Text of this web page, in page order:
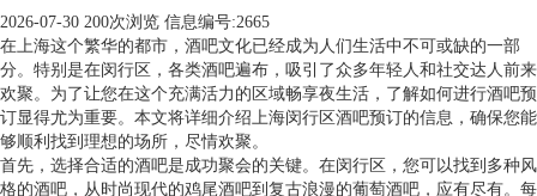
2026-07-30 200次浏览 信息编号:2665
在上海这个繁华的都市，酒吧文化已经成为人们生活中不可或缺的一部
分。特别是在闵行区，各类酒吧遍布，吸引了众多年轻人和社交达人前来
欢聚。为了让您在这个充满活力的区域畅享夜生活，了解如何进行酒吧预
订显得尤为重要。本文将详细介绍上海闵行区酒吧预订的信息，确保您能
够顺利找到理想的场所，尽情欢聚。
首先，选择合适的酒吧是成功聚会的关键。在闵行区，您可以找到多种风
格的酒吧，从时尚现代的鸡尾酒吧到复古浪漫的葡萄酒吧，应有尽有。每